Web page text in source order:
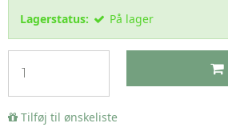
Lagerstatus: På lager
Tilføj til ønskeliste